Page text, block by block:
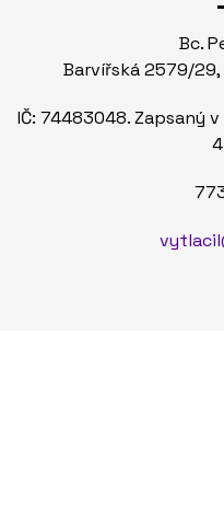
Bc.
Barvířská 2579/29,
IČ: 74483048. Zapsaný v